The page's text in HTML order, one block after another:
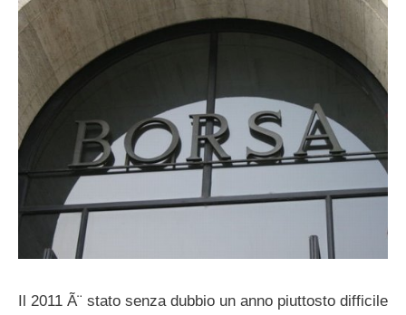
Il 2011 Ã¨ stato senza dubbio un anno piuttosto difficile